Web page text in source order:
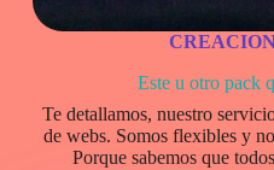
Este u otro pack
Te detallamos, nuestro
de webs. Somos flexibles y
Porque sabemos que